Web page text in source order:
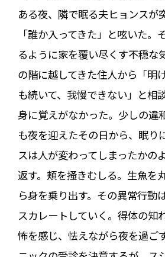
ある夜、隣で眠る夫ヒョンスが
「誰か入ってきた」と呟いた。
るように家を覆い尽くす不穏
の階に越してきた住人から「明
も続いて、我慢できない」と相
身に覚えがなかった。少しの違
も夜を迎えたその日から、眠り
スは人が変わってしまったかの
返す。頬を掻きむしる。生魚を
ら身を乗り出す。その異常行動
スカレートしていく。得体の知
怖を感じ、怯えながら夜を過ご